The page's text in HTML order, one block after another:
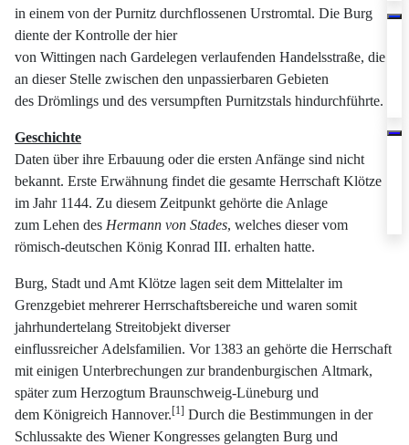
in einem von der Purnitz durchflossenen Urstromtal. Die Burg
diente der Kontrolle der hier
von Wittingen nach Gardelegen verlaufenden Handelsstraße, die
an dieser Stelle zwischen den unpassierbaren Gebieten
des Drömlings und des versumpften Purnitzstals hindurchführte.
Geschichte
Daten über ihre Erbauung oder die ersten Anfänge sind nicht
bekannt. Erste Erwähnung findet die gesamte Herrschaft Klötze
im Jahr 1144. Zu diesem Zeitpunkt gehörte die Anlage
zum Lehen des Hermann von Stades, welches dieser vom
römisch-deutschen König Konrad III. erhalten hatte.
Burg, Stadt und Amt Klötze lagen seit dem Mittelalter im
Grenzgebiet mehrerer Herrschaftsbereiche und waren somit
jahrhundertelang Streitobjekt diverser
einflussreicher Adelsfamilien. Vor 1383 an gehörte die Herrschaft
mit einigen Unterbrechungen zur brandenburgischen Altmark,
später zum Herzogtum Braunschweig-Lüneburg und
dem Königreich Hannover.[1] Durch die Bestimmungen in der
Schlussakte des Wiener Kongresses gelangten Burg und